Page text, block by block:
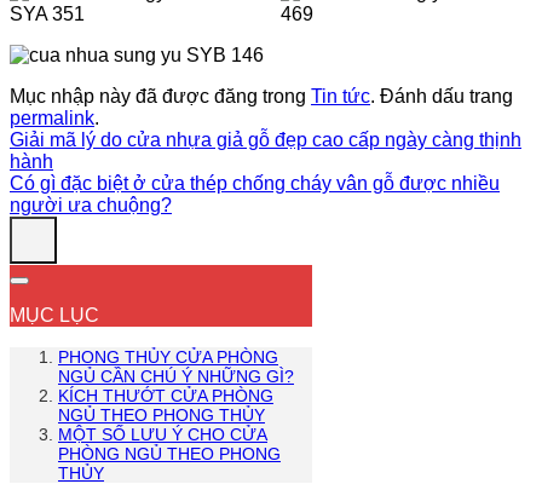
Mục nhập này đã được đăng trong Tin tức. Đánh dấu trang
permalink.
Giải mã lý do cửa nhựa giả gỗ đẹp cao cấp ngày càng thịnh
hành
Có gì đặc biệt ở cửa thép chống cháy vân gỗ được nhiều
người ưa chuộng?
MỤC LỤC
PHONG THỦY CỬA PHÒNG
NGỦ CẦN CHÚ Ý NHỮNG GÌ?
KÍCH THƯỚT CỬA PHÒNG
NGỦ THEO PHONG THỦY
MỘT SỐ LƯU Ý CHO CỬA
PHÒNG NGỦ THEO PHONG
THỦY